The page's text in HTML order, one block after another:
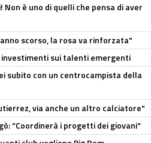
è uno di quelli che pensa di aver
scorso, la rosa va rinforzata"
sui talenti emergenti
subito con un centrocampista della
via anche un altro calciatore"
"Coordinerà i progetti dei giovani"